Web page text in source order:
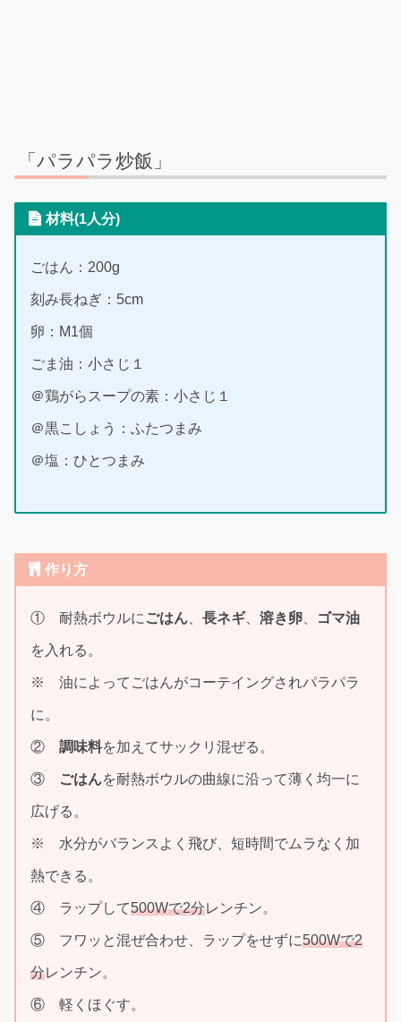
「パラパラ炒飯」
材料(1人分)
ごはん：200g
刻み長ねぎ：5cm
卵：M1個
ごま油：小さじ１
＠鶏がらスープの素：小さじ１
＠黒こしょう：ふたつまみ
＠塩：ひとつまみ
作り方
① 耐熱ボウルに ごはん 長ネギ、 溶き卵 ゴマ油
を入れる。
※ 油によってごはんがコーテイングされパラパラ
に。
② 調味料を加えてサックリ混ぜる。
③ ごはんを耐熱ボウルの曲線に沿って薄く均一に
広げる。
※ 水分がバランスよく飛び、短時間でムラなく加
熱できる。
④ ラップして500Wで2分レンチン。
⑤ フワッと混ぜ合わせ、ラップをせずに500Wで2
分レンチン。
⑥ 軽くほぐす。